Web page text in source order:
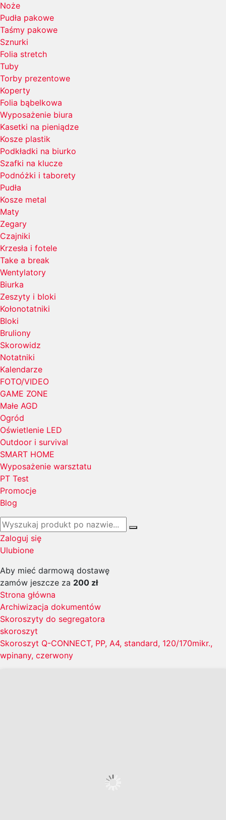
Noże
Pudła pakowe
Taśmy pakowe
Sznurki
Folia stretch
Tuby
Torby prezentowe
Koperty
Folia bąbelkowa
Wyposażenie biura
Kasetki na pieniądze
Kosze plastik
Podkładki na biurko
Szafki na klucze
Podnóżki i taborety
Pudła
Kosze metal
Maty
Zegary
Czajniki
Krzesła i fotele
Take a break
Wentylatory
Biurka
Zeszyty i bloki
Kołonotatniki
Bloki
Bruliony
Skorowidz
Notatniki
Kalendarze
FOTO/VIDEO
GAME ZONE
Małe AGD
Ogród
Oświetlenie LED
Outdoor i survival
SMART HOME
Wyposażenie warsztatu
PT Test
Promocje
Blog
Zaloguj się
Ulubione
Aby mieć darmową dostawę
zamów jeszcze za 200 zł
Strona główna
Archiwizacja dokumentów
Skoroszyty do segregatora
skoroszyt
Skoroszyt Q-CONNECT, PP, A4, standard, 120/170mikr.,
wpinany, czerwony